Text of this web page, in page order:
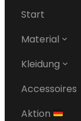
Start
Material
Kleidung
Accessoires
Aktion